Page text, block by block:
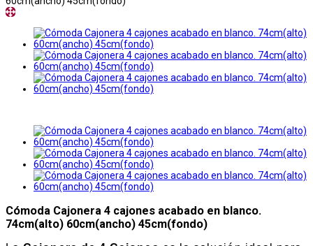
Cómoda Cajonera 4 cajones acabado en blanco.
74cm(alto) 60cm(ancho) 45cm(fondo)